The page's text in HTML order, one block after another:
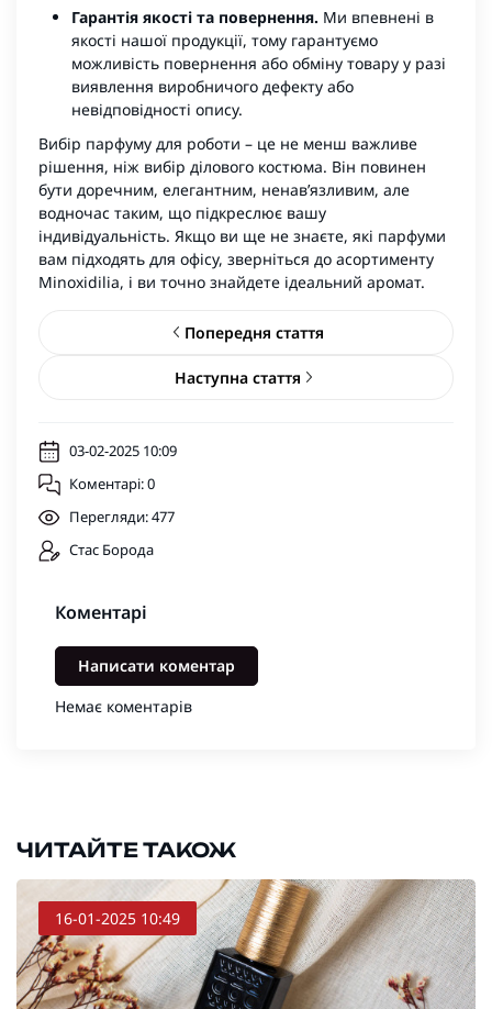
Гарантія якості та повернення. Ми впевнені в
якості нашої продукції, тому гарантуємо
можливість повернення або обміну товару у разі
виявлення виробничого дефекту або
невідповідності опису.
Вибір парфуму для роботи – це не менш важливе
рішення, ніж вибір ділового костюма. Він повинен
бути доречним, елегантним, ненав’язливим, але
водночас таким, що підкреслює вашу
індивідуальність. Якщо ви ще не знаєте, які парфуми
вам підходять для офісу, зверніться до асортименту
Minoxidilia, і ви точно знайдете ідеальний аромат.
Попередня стаття
Наступна стаття
03-02-2025 10:09
Коментарі: 0
Перегляди: 477
Стас Борода
Коментарі
Написати коментар
Немає коментарів
ЧИТАЙТЕ ТАКОЖ
16-01-2025 10:49